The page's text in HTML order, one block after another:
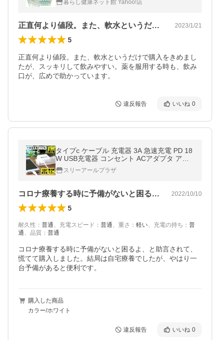
暮らし健康ネット館 Yahoo!店
正直何より値段。また、軟水というだけで… 2023/1/21
5
正直何より値段。また、軟水というだけで購入をきめまし
たが、スッキリして飲みやすい。薬を服用する時も、飲み
口が、広めで助かっています。
違反報告 いいね 0
タイプc ケーブル 充電器 3A 急速充電 PD 18
W USB充電器 コンセント ACアダプタ アン
ドロイド USB Type-C スマホ 充電ケーブル
アダプター 断線しにくい 1.5m
スリーアールプラザ
コロナ療養する時に予備がないと困るよ、… 2022/10/10
5
耐久性 ： 普通、 充電スピード ： 普通、 重さ ： 軽い、 充電の持ち ： 普
通、 品質 ： 普通
コロナ療養する時に予備がないと困るよ、と助言されて、
慌てて購入しました。結局は自宅療養でしたが、やはり一
台予備があると便利です。
購入した商品
カラー/ホワイト
違反報告 いいね 0